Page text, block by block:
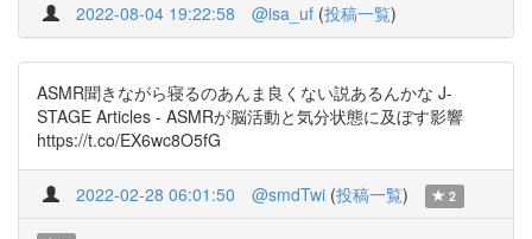
2022-08-04 19:22:58 @isa_uf (投稿一覧)
ASMR聞きながら寝るのあんま良くない説あるんかな J-
STAGE Articles - ASMRが脳活動と気分状態に及ぼす影響
https://t.co/EX6wc8O5fG
2022-02-28 06:01:50 @smdTwi (投稿一覧) 2